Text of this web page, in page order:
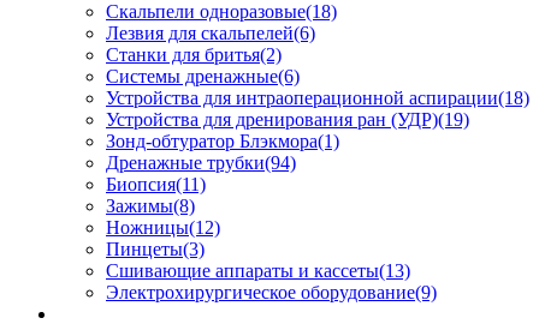
Скальпели одноразовые(18)
Лезвия для скальпелей(6)
Станки для бритья(2)
Системы дренажные(6)
Устройства для интраоперационной аспирации(18)
Устройства для дренирования ран (УДР)(19)
Зонд-обтуратор Блэкмора(1)
Дренажные трубки(94)
Биопсия(11)
Зажимы(8)
Ножницы(12)
Пинцеты(3)
Сшивающие аппараты и кассеты(13)
Электрохирургическое оборудование(9)